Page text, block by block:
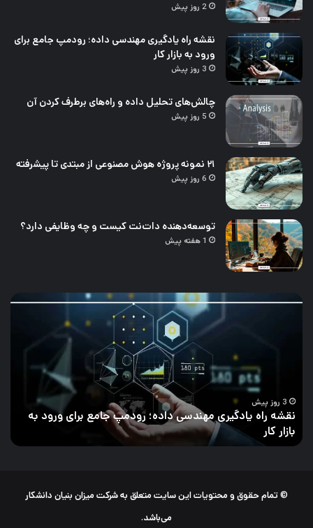
2 روز پیش
نقشه راه یادگیری مهندسی داده؛ رودمپ جامع برای
ورود به بازار کار
3 روز پیش
چالش‌های تحلیل داده و راه‌های برطرف کردن آن
5 روز پیش
۲۱ نمونه پروژه هوش مصنوعی از مبتدی تا پیشرفته
6 روز پیش
توسعه‌دهنده دات‌نت کیست و چه وظایفی دارد؟
1 هفته پیش
داده؛ رودمپ جامع برای ورود به
چالش‌های
تحلیل
داده
راه‌های
برطرف
کردن
آن
5 روز پیش
چالش‌های تحلیل داده و
© تمام حقوق و محتویات این سایت متعلق به شرکت میزان بنیان دانشکار
می‌باشد.